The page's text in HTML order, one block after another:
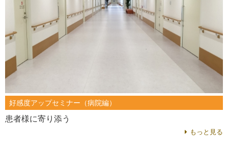
好感度アップセミナー（病院編）
患者様に寄り添う
もっと見る